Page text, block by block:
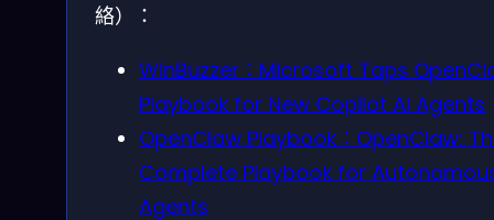
絡）：
WinBuzzer：Microsoft Taps
Playbook for New Copilot AI Agents
OpenClaw Playbook：OpenClaw:
Complete Playbook for
Agents